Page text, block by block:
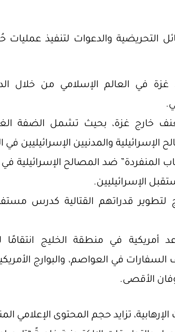
التحريضية والدعوات لتنفيذ عمليات
في العالم الإسلامي من خلال
خارج غزة، بحيث تشمل الضفة
الإسرائيلية والمدنيين الإسرائيليين في
المنفردة” ضد المصالح الإسرائيلية
الإسرائيليين.
لتطوير قدراتهم القتالية كدرس
أمريكية في منطقة الخليج انتقامًا
السفارات في العواصم، والبوارج
الأقصى.
تزايد حجم المحتوى الإعلامي